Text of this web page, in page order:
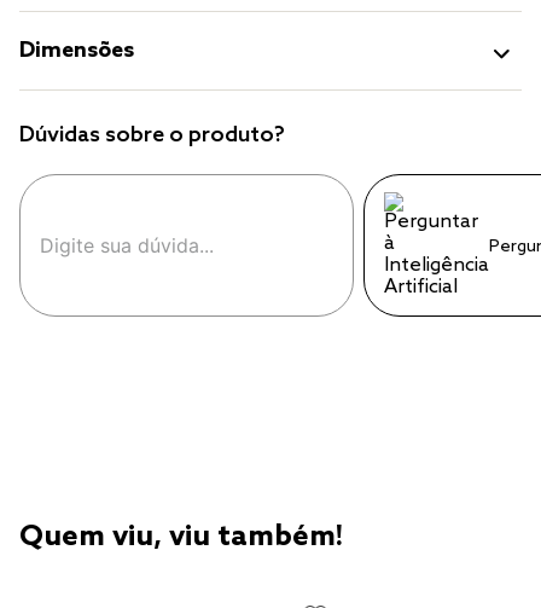
Dimensões
Dúvidas sobre o produto?
Quem viu, viu também!